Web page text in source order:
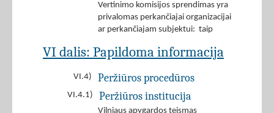
Vertinimo komisijos sprendimas yra
privalomas perkančiajai organizacijai
ar perkančiajam subjektui: taip
VI dalis: Papildoma informacija
VI.4) Peržiūros procedūros
VI.4.1) Peržiūros institucija
Vilniaus apygardos teismas